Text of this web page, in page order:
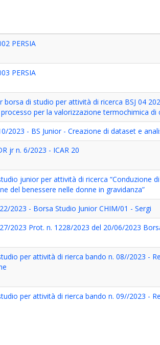
PERSIA
PERSIA
borsa di studio per attività di ricerca BSJ 04
per la valorizzazione termochimica
2023 - BS Junior - Creazione di dataset e
jr n. 6/2023 - ICAR 20
junior per attività di ricerca “Conduzione
del benessere nelle donne in gravidanza”
2023 - Borsa Studio Junior CHIM/01 - Sergi
2023 Prot. n. 1228/2023 del 20/06/2023
per attività di rierca bando n. 08//2023 -
per attività di rierca bando n. 09//2023 -